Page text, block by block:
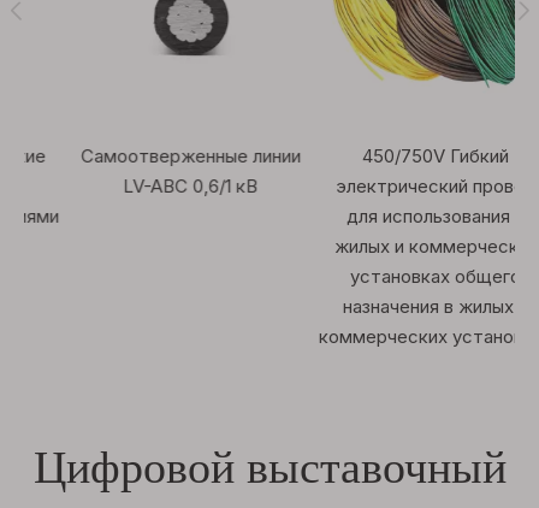
Самоотверженные линии
LV-ABC 0,6/1 кВ
450/750V Гибкий
электрический провод
для использования в
жилых и коммерческих
установках общего
назначения в жилых и
коммерческих установках
Цифровой выставочный